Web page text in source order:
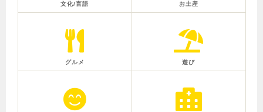
文化/言語 お土産
グルメ 遊び